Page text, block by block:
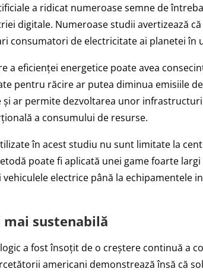
a ridicat numeroase semne de
digitale. Numeroase studii avertizează
consumatori de electricitate ai planetei în
a eficienței energetice poate avea
pentru răcire ar putea diminua emisiile
ar permite dezvoltarea unor
a consumului de resurse.
în acest studiu nu sunt limitate la
poate fi aplicată unei game foarte
electrice până la echipamentele
sustenabilă
a fost însoțit de o creștere continuă a
americani demonstrează însă că